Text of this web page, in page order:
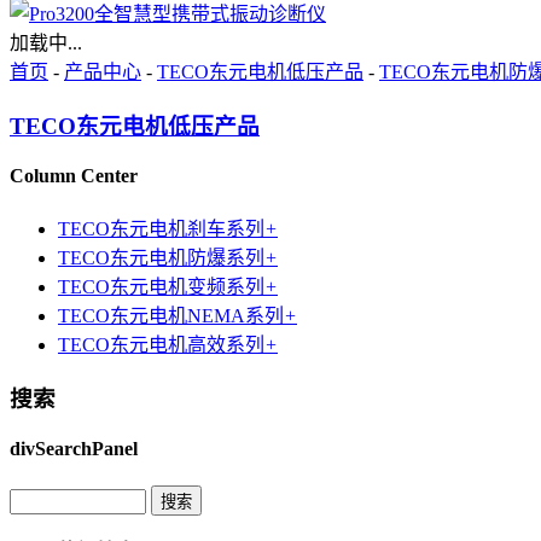
加载中...
首页 - 产品中心 - TECO东元电机低压产品 - TECO东元电机防
TECO东元电机低压产品
Column Center
TECO东元电机刹车系列 +
TECO东元电机防爆系列 +
TECO东元电机变频系列 +
TECO东元电机NEMA系列 +
TECO东元电机高效系列 +
搜索
divSearchPanel